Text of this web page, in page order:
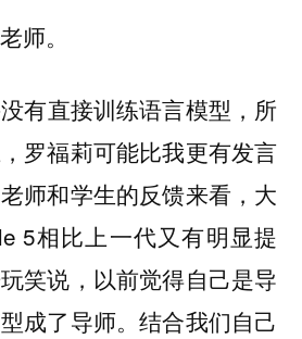
师。
有直接训练语言模型，所
罗福莉可能比我更有发言
师和学生的反馈来看，大
5相比上一代又有明显提
笑说，以前觉得自己是导
成了导师。结合我们自己